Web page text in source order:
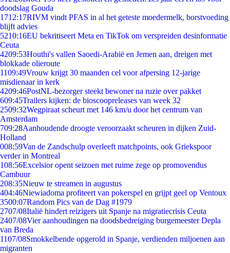
doodslag Gouda
1712:17RIVM vindt PFAS in al het geteste moedermelk, borstvoeding
blijft advies
5210:16EU bekritiseert Meta en TikTok om verspreiden desinformatie
Ceuta
4209:53Houthi's vallen Saoedi-Arabië en Jemen aan, dreigen met
blokkade olieroute
1109:49Vrouw krijgt 30 maanden cel voor afpersing 12-jarige
misdienaar in kerk
4209:46PostNL-bezorger steekt bewoner na ruzie over pakket
609:45Trailers kijken: de bioscoopreleases van week 32
2509:32Wegpiraat scheurt met 146 km/u door het centrum van
Amsterdam
709:28Aanhoudende droogte veroorzaakt scheuren in dijken Zuid-
Holland
008:59Van de Zandschulp overleeft matchpoints, ook Griekspoor
verder in Montreal
108:56Excelsior opent seizoen met ruime zege op promovendus
Cambuur
208:35Nieuw te streamen in augustus
404:46Niewiadoma profiteert van pokerspel en grijpt geel op Ventoux
3500:07Random Pics van de Dag #1979
2707/08Italië hindert reizigers uit Spanje na migratiecrisis Ceuta
2407/08Vier aanhoudingen na doodsbedreiging burgemeester Depla
van Breda
1107/08Smokkelbende opgerold in Spanje, verdienden miljoenen aan
migranten